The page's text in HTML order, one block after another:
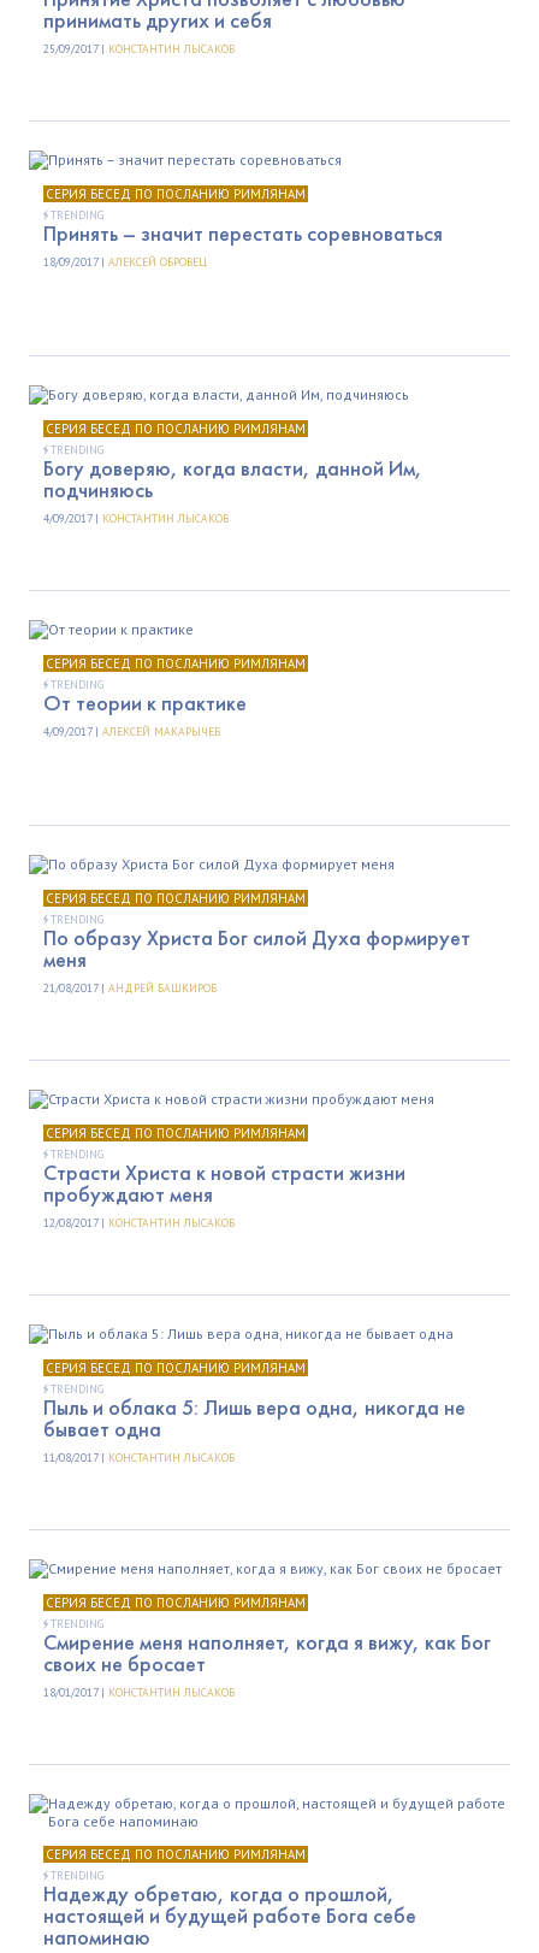
принимать других и себя
25/09/2017 | КОНСТАНТИН ЛЫСАКОВ
СЕРИЯ БЕСЕД ПО ПОСЛАНИЮ РИМЛЯНАМ
TRENDING
Принять – значит перестать соревноваться
18/09/2017 | АЛЕКСЕЙ ОБРОВЕЦ
СЕРИЯ БЕСЕД ПО ПОСЛАНИЮ РИМЛЯНАМ
TRENDING
Богу доверяю, когда власти, данной Им,
подчиняюсь
4/09/2017 | КОНСТАНТИН ЛЫСАКОВ
СЕРИЯ БЕСЕД ПО ПОСЛАНИЮ РИМЛЯНАМ
TRENDING
От теории к практике
4/09/2017 | АЛЕКСЕЙ МАКАРЫЧЕВ
СЕРИЯ БЕСЕД ПО ПОСЛАНИЮ РИМЛЯНАМ
TRENDING
По образу Христа Бог силой Духа формирует
меня
21/08/2017 | АНДРЕЙ БАШКИРОВ
СЕРИЯ БЕСЕД ПО ПОСЛАНИЮ РИМЛЯНАМ
TRENDING
Страсти Христа к новой страсти жизни
пробуждают меня
12/08/2017 | КОНСТАНТИН ЛЫСАКОВ
СЕРИЯ БЕСЕД ПО ПОСЛАНИЮ РИМЛЯНАМ
TRENDING
Пыль и облака 5: Лишь вера одна, никогда не
бывает одна
11/08/2017 | КОНСТАНТИН ЛЫСАКОВ
СЕРИЯ БЕСЕД ПО ПОСЛАНИЮ РИМЛЯНАМ
TRENDING
Смирение меня наполняет, когда я вижу, как Бог
своих не бросает
18/01/2017 | КОНСТАНТИН ЛЫСАКОВ
СЕРИЯ БЕСЕД ПО ПОСЛАНИЮ РИМЛЯНАМ
TRENDING
Надежду обретаю, когда о прошлой,
настоящей и будущей работе Бога себе
напоминаю